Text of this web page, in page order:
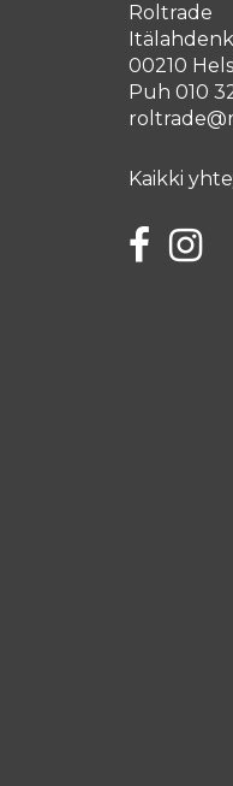
Roltrade
00210
Puh 010
Kaikki
Facebook